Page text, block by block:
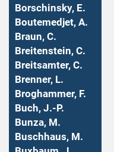
Borschinsky, E.
Boutemedjet, A.
Braun, C.
Breitenstein, C.
Breitsamter, C.
Brenner, L.
Broghammer, F.
Buch, J.-P.
Bunza, M.
Buschhaus, M.